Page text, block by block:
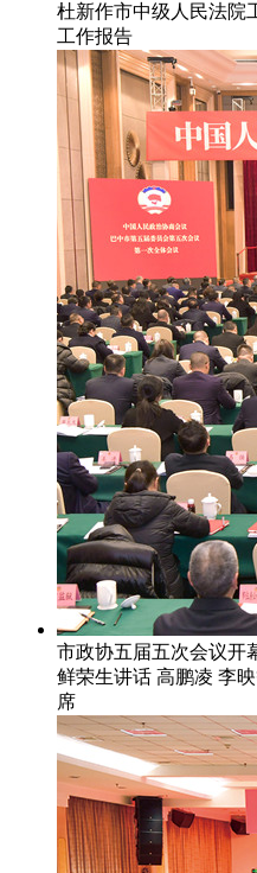
杜新作市中级人民法院
工作报告
市政协五届五次会议开
鲜荣生讲话 高鹏凌 李
席